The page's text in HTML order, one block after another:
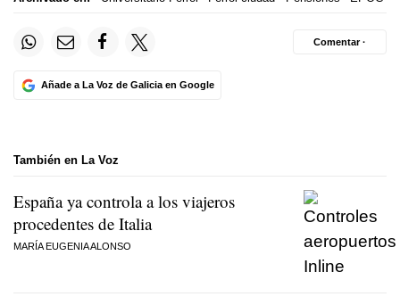
Añade a La Voz de Galicia en Google
Comentar ·
También en La Voz
España ya controla a los viajeros
procedentes de Italia
MARÍA EUGENIA ALONSO